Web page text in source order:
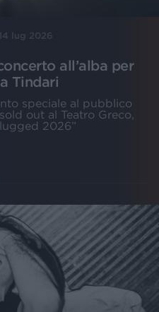
14 lug 2026
all’alba per
Tindari
speciale al pubblico
out al Teatro Greco,
2026”